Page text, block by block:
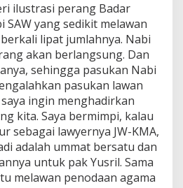
ilustrasi perang Badar
SAW yang sedikit melawan
lipat jumlahnya. Nabi
akan berlangsung. Dan
sehingga pasukan Nabi
pasukan lawan
ingin menghadirkan
kita. Saya bermimpi, kalau
sebagai lawyernya JW-KMA,
adalah ummat bersatu dan
untuk pak Yusril. Sama
melawan penodaan agama